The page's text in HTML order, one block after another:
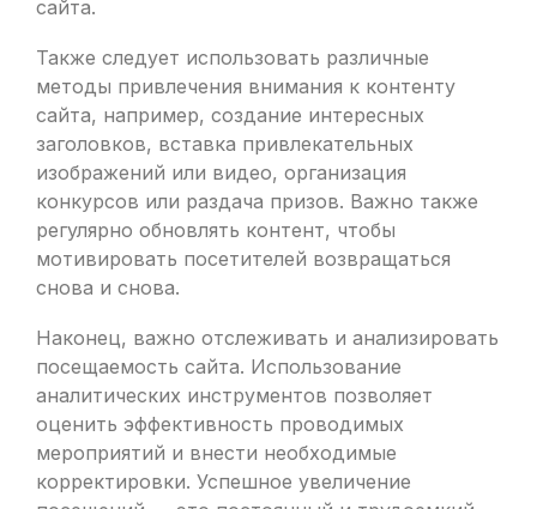
сайта.
Также следует использовать различные
методы привлечения внимания к контенту
сайта, например, создание интересных
заголовков, вставка привлекательных
изображений или видео, организация
конкурсов или раздача призов. Важно также
регулярно обновлять контент, чтобы
мотивировать посетителей возвращаться
снова и снова.
Наконец, важно отслеживать и анализировать
посещаемость сайта. Использование
аналитических инструментов позволяет
оценить эффективность проводимых
мероприятий и внести необходимые
корректировки. Успешное увеличение